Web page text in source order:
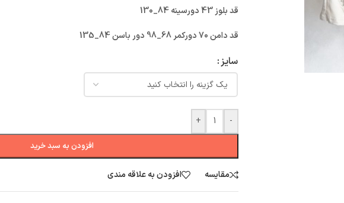
قد بلوز 43 دورسینه 84_130
قد دامن 70 دورکمر 68_98 دور باسن 84_135
سایز
-
+
افزودن به سبد خرید
مقایسه افزودن به علاقه مندی